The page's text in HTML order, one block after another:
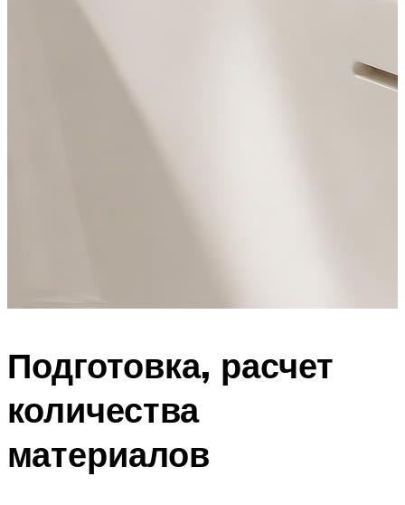
Подготовка, расчет
количества
материалов